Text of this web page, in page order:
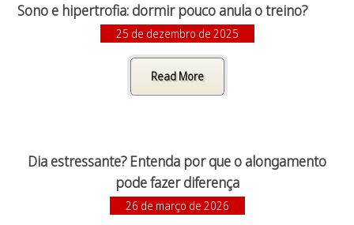
Sono e hipertrofia: dormir pouco anula o treino?
25 de dezembro de 2025
Read More
Dia estressante? Entenda por que o alongamento
pode fazer diferença
26 de março de 2026